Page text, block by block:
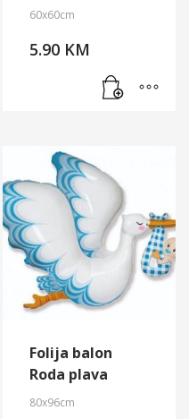
60x60cm
5.90 KM
Folija balon
Roda plava
80x96cm